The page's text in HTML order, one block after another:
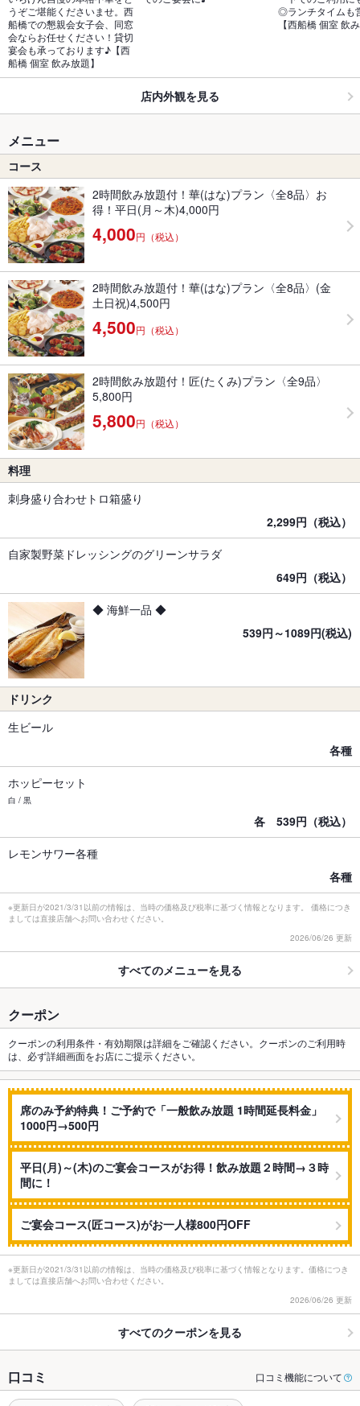
うぞご堪能くださいませ。西
船橋での懇親会女子会、同窓
会ならお任せください！貸切
宴会も承っております♪【西
船橋 個室 飲み放題】
◎ランチタイムも
【西船橋 個室 飲
店内外観を見る
メニュー
コース
2時間飲み放題付！華(はな)プラン〈全8品〉お
得！平日(月～木)4,000円
4,000円（税込）
2時間飲み放題付！華(はな)プラン〈全8品〉(金
土日祝)4,500円
4,500円（税込）
2時間飲み放題付！匠(たくみ)プラン〈全9品〉
5,800円
5,800円（税込）
料理
刺身盛り合わせトロ箱盛り
2,299円（税込）
自家製野菜ドレッシングのグリーンサラダ
649円（税込）
◆ 海鮮一品 ◆
539円～1089円(税込)
ドリンク
生ビール
各種
ホッピーセット
白 / 黒
各 539円（税込）
レモンサワー各種
各種
※更新日が2021/3/31以前の情報は、当時の価格及び税率に基づく情報となります。 価格につき
ましては直接店舗へお問い合わせください。
2026/06/26 更新
すべてのメニューを見る
クーポン
クーポンの利用条件・有効期限は詳細をご確認ください。クーポンのご利用時
は、必ず詳細画面をお店にご提示ください。
席のみ予約特典！ご予約で「一般飲み放題 1時間延長料金」
1000円→500円
平日(月)～(木)のご宴会コースがお得！飲み放題２時間→３時
間に！
ご宴会コース(匠コース)がお一人様800円OFF
※更新日が2021/3/31以前の情報は、当時の価格及び税率に基づく情報となります。価格につき
ましては直接店舗へお問い合わせください。
2026/06/26 更新
すべてのクーポンを見る
口コミ 口コミ機能について